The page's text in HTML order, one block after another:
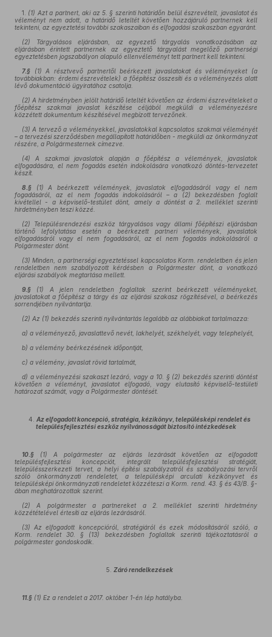
1. (1) Azt a partnert, aki az 5. § szerinti határidőn belülészrevételt, javaslatot és
véleményt nem adott, a határidő leteltét követően hozzájáruló partnernek kell
tekinteni, az egyeztetési további szakaszaiban és elfogadási szakaszban egyaránt.
(2) Tárgyalásos eljárásban, az egyezető tárgyalás vonatkozásában az
eljárásban érintett partnernek az egyeztető tárgyalást megelőző partnerségi
egyeztetésben jogszabályon alapuló ellenvéleményt tett partnert kell tekinteni.
7.§ (1) A résztvevő partnertől beérkezett javaslatokat és véleményeket (a
továbbiakban: érdemi észrevételek) a főépítész összesíti és a véleményezés alatt
lévő dokumentáció ügyiratához csatolja.
(2) A hirdetményben jelölt határidő leteltét követően az érdemi észrevételeket a
főépítész szakmai javaslat készítése céljából megküldi a véleményezésre
közzétett dokumentum készítésével megbízott tervezőnek.
(3) A tervező a véleményekkel, javaslatokkal kapcsolatos szakmai véleményét
– a tervezési szerződésben megállapított határidőben - megküldi az önkormányzat
részére, a Polgármesternek címezve.
(4) A szakmai javaslatok alapján a főépítész a vélemények, javaslatok
elfogadására, el nem fogadás esetén indokolására vonatkozó döntés-tervezetet
készít.
8.§ (1) A beérkezett vélemények, javaslatok elfogadásáról vagy el nem
fogadásáról, az el nem fogadás indokolásáról – a (2) bekezdésben foglalt
kivétellel - a képviselő-testület dönt, amely a döntést a 2. melléklet szerinti
hirdetményben teszi közzé.
(2) Településrendezési eszköz tárgyalásos vagy állami főépítészi eljárásban
történő lefolytatása esetén a beérkezett partneri vélemények, javaslatok
elfogadásáról vagy el nem fogadásáról, az el nem fogadás indokolásáról a
Polgármester dönt.
(3) Minden, a partnerségi egyeztetéssel kapcsolatos Korm. rendeletben és jelen
rendeletben nem szabályozott kérdésben a Polgármester dönt, a vonatkozó
eljárási szabályok megtartása mellett.
9.§ (1) A jelen rendeletben foglaltak szerint beérkezett véleményeket,
javaslatokat a főépítész a tárgy és az eljárási szakasz rögzítésével, a beérkezés
sorrendjében nyilvántartja.
(2) Az (1) bekezdés szerinti nyilvántartás legalább az alábbiakat tartalmazza:
a) a véleményező, javaslattevő nevét, lakhelyét, székhelyét, vagy telephelyét,
b) a vélemény beérkezésének időpontját,
c) a vélemény, javaslat rövid tartalmát,
d) a véleményezési szakaszt lezáró, vagy a 10. § (2) bekezdés szerinti döntést
követően a véleményt, javaslatot elfogadó, vagy elutasító képviselő-testületi
határozat számát, vagy a Polgármester döntését.
4. Az elfogadott koncepció, stratégia, kézikönyv, településképi rendelet és
településfejlesztési eszköz nyilvánosságát biztosító intézkedések
10.§ (1) A polgármester az eljárás lezárását követően az elfogadott
településfejlesztési koncepciót, integrált településfejlesztési stratégiát,
településszerkezeti tervet, a helyi építési szabályzatról és szabályozási tervről
szóló önkormányzati rendeletet, a településképi arculati kézikönyvet és
településképi önkormányzati rendeletet közzéteszi a Korm. rend. 43. § és 43/B. §-
ában meghatározottak szerint.
(2) A polgármester a partnereket a 2. melléklet szerinti hirdetmény
közzétételével értesíti az eljárás lezárásáról.
(3) Az elfogadott koncepcióról, stratégiáról és ezek módosításáról szóló, a
Korm. rendelet 30. § (13) bekezdésben foglaltak szerinti tájékoztatásról a
polgármester gondoskodik.
5. Záró rendelkezések
11.§ (1) Ez a rendelet a 2017. október 1-én lép hatályba.